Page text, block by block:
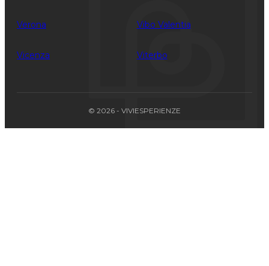
Verona Vibo Valentia
Vicenza Viterbo
© 2026 - VIVIESPERIENZE